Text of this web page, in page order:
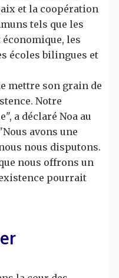
et la coopération
tels que les
les
écoles bilingues et
mettre son grain de
Notre
a déclaré Noa au
avons une
nous disputons.
nous offrons un
pourrait